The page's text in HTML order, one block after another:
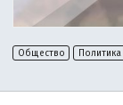
Общество Политика